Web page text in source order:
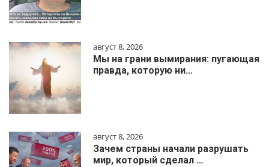
август 8, 2026
Мы на грани вымирания: пугающая
правда, которую ни…
август 8, 2026
Зачем страны начали разрушать
мир, который сделал …